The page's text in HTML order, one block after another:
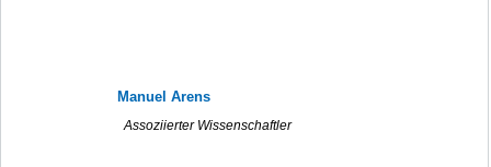
Manuel Arens
Assoziierter Wissenschaftler